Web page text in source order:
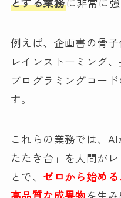
例えば、企画書の骨
レインストーミング
プログラミングコー
す。
これらの業務では、
たたき台」を人間が
とで、 ゼロから始め
高品質な成果物を生み